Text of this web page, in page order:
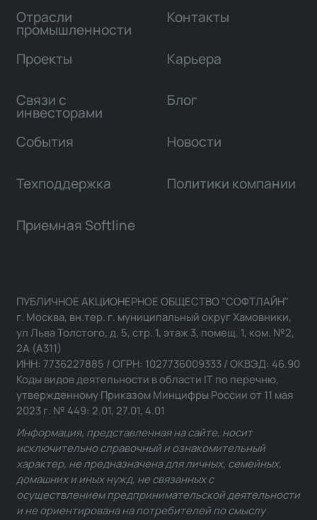
Отрасли
промышленности
Проекты
Связи с
инвесторами
Контакты
Карьера
Блог
События Новости
Техподдержка Политики компании
Приемная Softline
ПУБЛИЧНОЕ АКЦИОНЕРНОЕ ОБЩЕСТВО "СОФТЛАЙН"
г. Москва, вн.тер. г. муниципальный округ Хамовники,
ул Льва Толстого, д. 5, стр. 1, этаж 3, помещ. 1, ком. №2,
2А (А311)
ИНН: 7736227885 / ОГРН: 1027736009333 / ОКВЭД: 46.90
Коды видов деятельности в области IT по перечню,
утвержденному Приказом Минцифры России от 11 мая
2023 г. № 449: 2.01, 27.01, 4.01
Информация, представленная на сайте, носит
исключительно справочный и ознакомительный
характер, не предназначена для личных, семейных,
домашних и иных нужд, не связанных с
осуществлением предпринимательской деятельности
и не ориентирована на потребителей по смыслу